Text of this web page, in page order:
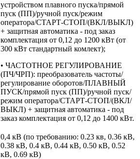
устройством плавного пуска/прямой
пуск (ПП)/ручной пуск/режим
оператора/СТАРТ-СТОП/(ВКЛ/ВЫКЛ)
+ защитная автоматика - под заказ
комплектация от 0,12 до 1200 кВт (от
300 кВт стандартный комлект);
• ЧАСТОТНОЕ РЕГУЛИРОВАНИЕ
(ПЧ/ЧРП): преобразователь частоты/
регулирование оборотов/ПЛАВНЫЙ
ПУСК/прямой пуск (ПП)/ручной пуск/
режим оператора/СТАРТ-СТОП/(ВКЛ/
ВЫКЛ) + защитная автоматика - под
заказ комплектация от 0,12 до 1400 кВт.
0,4 кВ (по требованию: 0.23 кв, 0.36 кВ,
0.38 кВ, 0.4 кВ, 0.44 кВ, 0.50 кВ, 0.52
кВ, 0.69 кВ)